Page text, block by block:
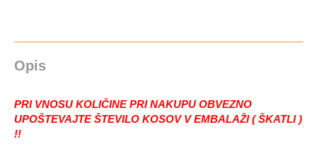
Opis
PRI VNOSU KOLIČINE PRI NAKUPU OBVEZNO
UPOŠTEVAJTE ŠTEVILO KOSOV V EMBALAŽI ( ŠKATLI )
!!